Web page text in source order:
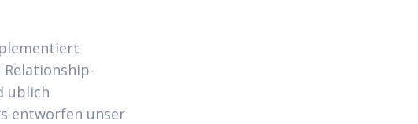
ublich
entworfen unser